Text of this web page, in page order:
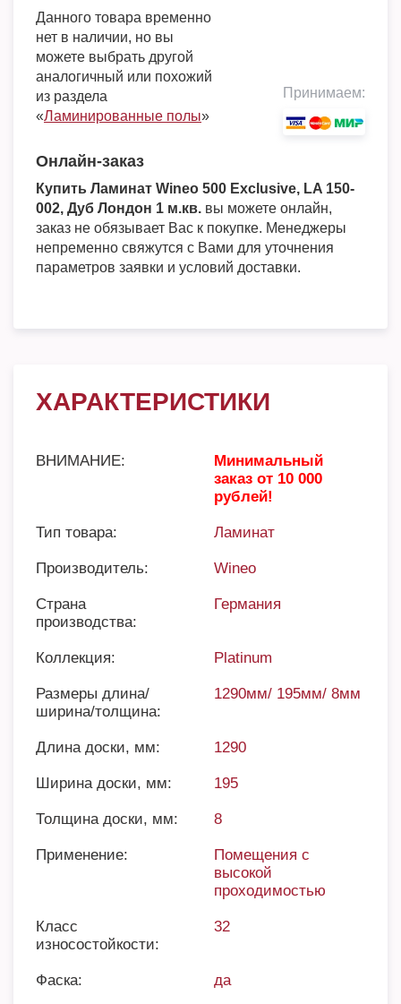
Данного товара временно
нет в наличии, но вы
можете выбрать другой
аналогичный или похожий
из раздела
«Ламинированные полы»
Принимаем:
Онлайн-заказ
Купить Ламинат Wineo 500 Exclusive, LA 150-
002, Дуб Лондон 1 м.кв. вы можете онлайн,
заказ не обязывает Вас к покупке. Менеджеры
непременно свяжутся с Вами для уточнения
параметров заявки и условий доставки.
ХАРАКТЕРИСТИКИ
ВНИМАНИЕ:
Минимальный
заказ от 10 000
рублей!
Тип товара: Ламинат
Производитель: Wineo
Страна
производства:
Германия
Коллекция: Platinum
Размеры длина/
ширина/толщина:
1290мм/ 195мм/ 8мм
Длина доски, мм: 1290
Ширина доски, мм: 195
Толщина доски, мм: 8
Применение:
Помещения с
высокой
проходимостью
Класс
износостойкости:
32
Фаска: да